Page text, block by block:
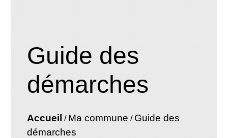
Guide des
démarches
Accueil / Ma commune / Guide des
démarches